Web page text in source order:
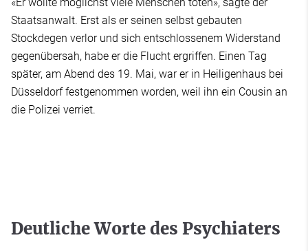
Staatsanwalt. Erst als er seinen selbst gebauten
Stockdegen verlor und sich entschlossenem Widerstand
gegenübersah, habe er die Flucht ergriffen. Einen Tag
später, am Abend des 19. Mai, war er in Heiligenhaus bei
Düsseldorf festgenommen worden, weil ihn ein Cousin an
die Polizei verriet.
Deutliche Worte des Psychiaters